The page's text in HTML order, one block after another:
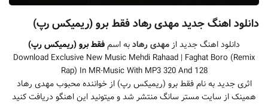
دانلود اهنگ جدید مهدی رهاد فقط برو (ریمیکس رپ)
دانلود اهنگ جدید از مهدی رهادبه اسمفقط برو (ریمیکس رپ)
Download Exclusive New Music Mehdi Rahaad | Faghat Boro (Remix
Rap) In MR-Music With MP3 320 And 128
اثری جدید به نام فقط برو (ریمیکس رپ) از خواننده محبوب مهدی رهاد
همینک از سایت مستر سانگ منتشر شد و میتونید این اهنگو دریافت کنید